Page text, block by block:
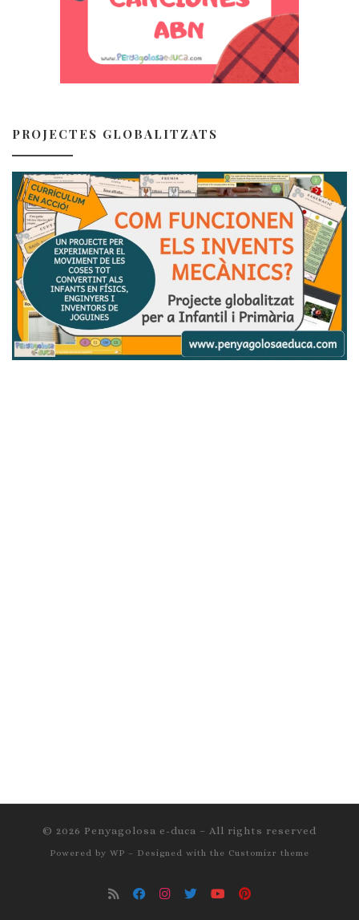
PROJECTES GLOBALITZATS
© 2026 Penyagolosa e-duca – All rights reserved
Powered by WP – Designed with the Customizr theme